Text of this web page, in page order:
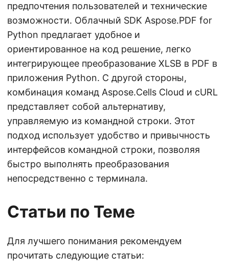
предпочтения пользователей и технические
возможности. Облачный SDK Aspose.PDF for
Python предлагает удобное и
ориентированное на код решение, легко
интегрирующее преобразование XLSB в PDF в
приложения Python. С другой стороны,
комбинация команд Aspose.Cells Cloud и cURL
представляет собой альтернативу,
управляемую из командной строки. Этот
подход использует удобство и привычность
интерфейсов командной строки, позволяя
быстро выполнять преобразования
непосредственно с терминала.
Статьи по Теме
Для лучшего понимания рекомендуем
прочитать следующие статьи: